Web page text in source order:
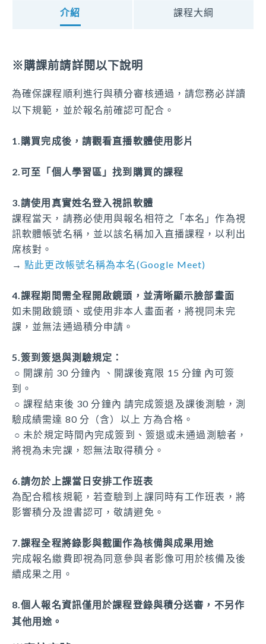
友伴長照服務股份有限公司附設私立友伴居家長照機構
醫事人員、生活服務員、社會工作人員、居家服務督
照顧管理專員、照顧服務員、照顧管理督導、社會工
作師、家庭托顧服務員
課程時數
4.8
字號審核期間
2026-06-14 至 2026-06-14
上課時段
06/14 (日)上午 8:00 至 上午12:10
介紹 課程大綱
※購課前請詳閱以下說明
為確保課程順利進行與積分審核通過，請您務必詳讀
以下規範，並於報名前確認可配合。
1.購買完成後，請觀看直播軟體使用影片
2.可至「個人學習區」找到購買的課程
3.請使用真實姓名登入視訊軟體
課程當天，請務必使用與報名相符之「本名」作為視
訊軟體帳號名稱，並以該名稱加入直播課程，以利出
席核對。
→點此更改帳號名稱為本名(Google Meet)
4.課程期間需全程開啟鏡頭，並清晰顯示臉部畫面
如未開啟鏡頭、或使用非本人畫面者，將視同未完
課，並無法通過積分申請。
5.簽到簽退與測驗規定：
○ 開課前 30 分鐘內 、開課後寬限 15 分鐘 內可簽
到。
○ 課程結束後 30 分鐘內 請完成簽退及課後測驗，測
驗成績需達 80 分（含）以上 方為合格。
○ 未於規定時間內完成簽到、簽退或未通過測驗者，
將視為未完課，恕無法取得積分。
6.請勿於上課當日安排工作班表
為配合稽核規範，若查驗到上課同時有工作班表，將
影響積分及證書認可，敬請避免。
7.課程全程將錄影與截圖作為核備與成果用途
完成報名繳費即視為同意參與者影像可用於核備及後
續成果之用。
8.個人報名資訊僅用於課程登錄與積分送審，不另作
其他用途。